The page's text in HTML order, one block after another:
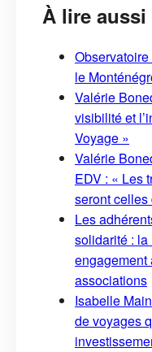
À lire aussi
Observatoire
le
Valérie
visibilité et
Voyage »
Valérie
EDV : « Les
seront celles
Les
solidarité :
engagement
associations
Isabelle
de voyages